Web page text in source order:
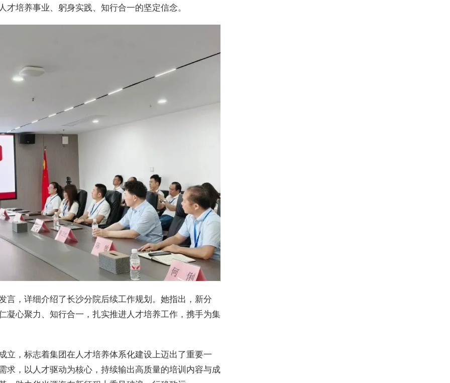
培养事业、躬身实践、知行合一的坚定信念。
言，详细介绍了长沙分院后续工作规划。她指出，新分
凝心聚力、知行合一，扎实推进人才培养工作，携手为集
立，标志着集团在人才培养体系化建设上迈出了重要一
求，以人才驱动为核心，持续输出高质量的培训内容与成